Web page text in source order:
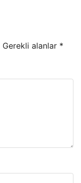
Gerekli alanlar *